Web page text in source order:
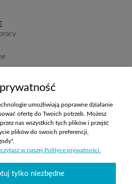
ZAKUPY
POMOC
umożliwiają poprawne działanie
ofertę do Twoich potrzeb. Możesz
nas wszystkich tych plików i przejść
plików do swoich preferencji,
w naszej Polityce prywatności.
tylko niezbędne